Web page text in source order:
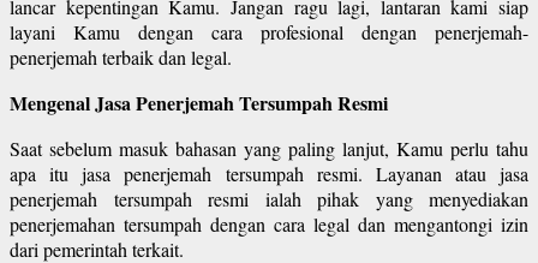
lancar kepentingan Kamu. Jangan ragu lagi, lantaran kami siap
layani Kamu dengan cara profesional dengan penerjemah-
penerjemah terbaik dan legal.
Mengenal Jasa Penerjemah Tersumpah Resmi
Saat sebelum masuk bahasan yang paling lanjut, Kamu perlu tahu
apa itu jasa penerjemah tersumpah resmi. Layanan atau jasa
penerjemah tersumpah resmi ialah pihak yang menyediakan
penerjemahan tersumpah dengan cara legal dan mengantongi izin
dari pemerintah terkait.